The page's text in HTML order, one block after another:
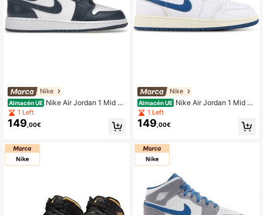
Nike
Almacén UE Nike Air Jordan 1 Mid A
zul Verdoso (GS)
1 Left
149 ,00€
Nike
Almacén UE Nike Air Jordan 1 Mid S
e Industrial Blue (Gs)
1 Left
149 ,00€